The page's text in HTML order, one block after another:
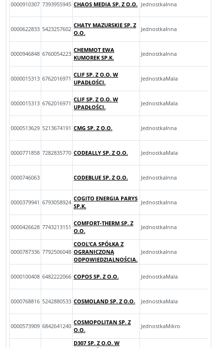
0000910307 7393955945 CHAOS MEDIA SP. Z O.O. JednostkaInna
0000622833 5423257602
CHATY MAZURSKIE SP. Z
O.O.
JednostkaInna
0000946848 6760054223
CHEMMOT EWA
KUMOREK SP.K.
JednostkaInna
0000015313 6762016971
CLIF SP. Z O.O. W
UPADŁOŚCI.
JednostkaMala
0000015313 6762016971
CLIF SP. Z O.O. W
UPADŁOŚCI.
JednostkaMala
0000513629 5213674191 CMG SP. Z O.O. JednostkaInna
0000771858 7282835770 CODEALLY SP. Z O.O. JednostkaMala
0000746063 CODEBLUE SP. Z O.O. JednostkaInna
0000379941 6793058924
COGITO ENERGIA PARYS
SP.K.
JednostkaInna
0000426628 7743213151
COMFORT-THERM SP. Z
O.O.
JednostkaInna
0000787336 7792506048
COOL’CA SPÓŁKA Z
OGRANICZONĄ
ODPOWIEDZIALNOŚCIA.
JednostkaInna
0000100408 6482222066 COPOS SP. Z O.O. JednostkaMala
0000768816 5242880533 COSMOLAND SP. Z O.O. JednostkaMala
0000573909 6842641240
COSMOPOLITAN SP. Z
O.O.
JednostkaMikro
D307 SP. Z O.O. W